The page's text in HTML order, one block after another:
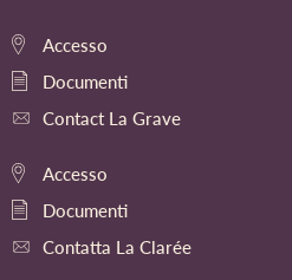
Accesso
Documenti
Contact La Grave
Accesso
Documenti
Contatta La Clarée